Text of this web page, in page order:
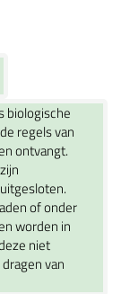
biologische
regels van
ontvangt.
of onder
worden in
niet
van